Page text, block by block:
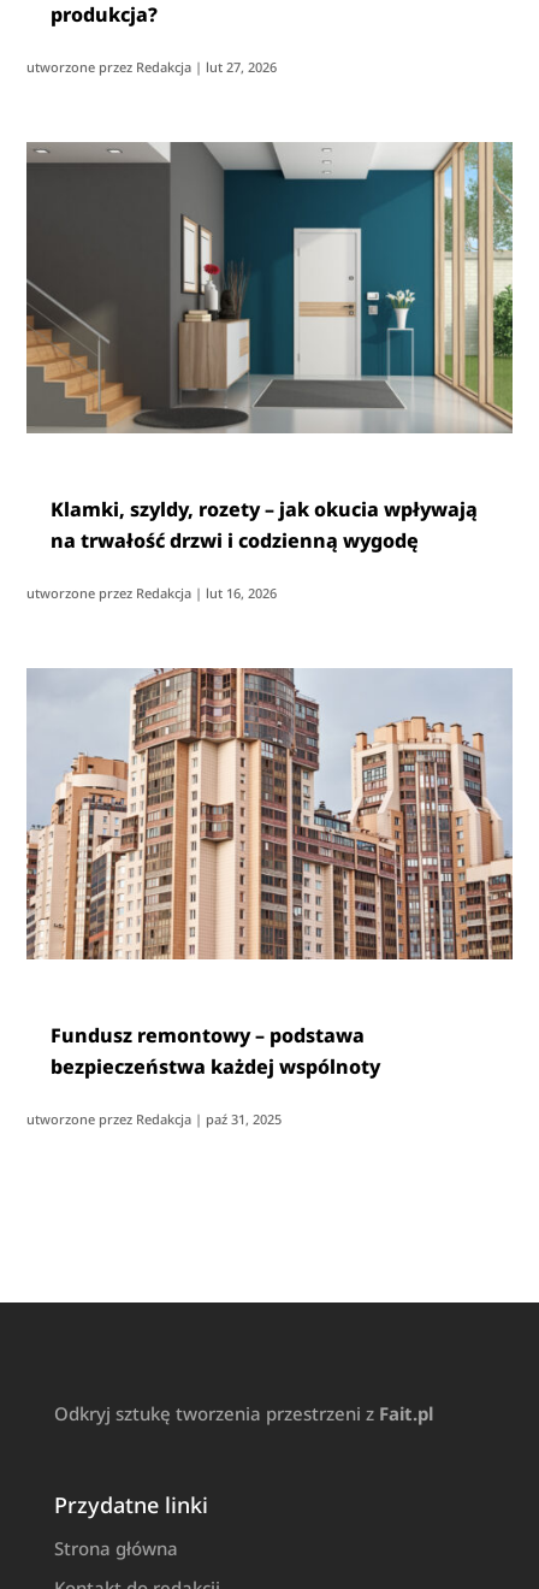
produkcja?
utworzone przez Redakcja | lut 27, 2026
Klamki, szyldy, rozety – jak okucia wpływają
na trwałość drzwi i codzienną wygodę
utworzone przez Redakcja | lut 16, 2026
Fundusz remontowy – podstawa
bezpieczeństwa każdej wspólnoty
utworzone przez Redakcja | paź 31, 2025
Odkryj sztukę tworzenia przestrzeni z Fait.pl
Przydatne linki
Strona główna